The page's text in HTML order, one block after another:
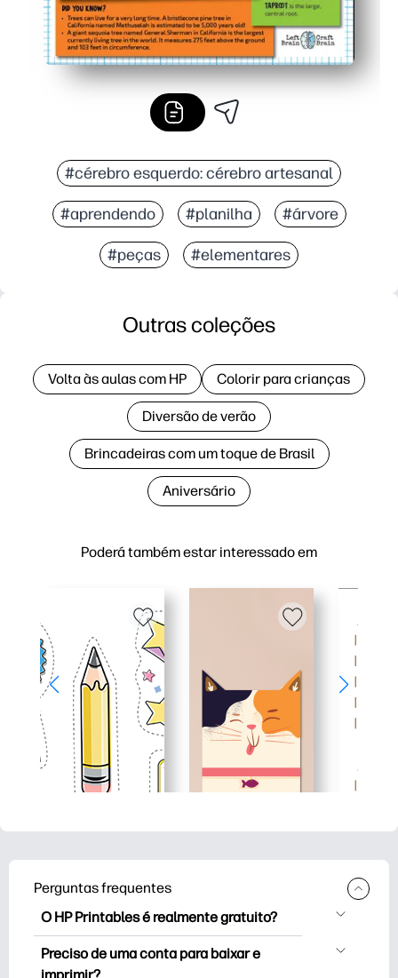
#cérebro esquerdo: cérebro artesanal
#aprendendo #planilha #árvore
#peças #elementares
Poderá também estar interessado em
Outras coleções
Volta às aulas com HP Colorir para crianças
Diversão de verão
Brincadeiras com um toque de Brasil
Aniversário
Perguntas frequentes
O HP Printables é realmente gratuito?
O HP Printables oferece mais de 2,500
impressoras gratuitas para baixar e
Preciso de uma conta para baixar e